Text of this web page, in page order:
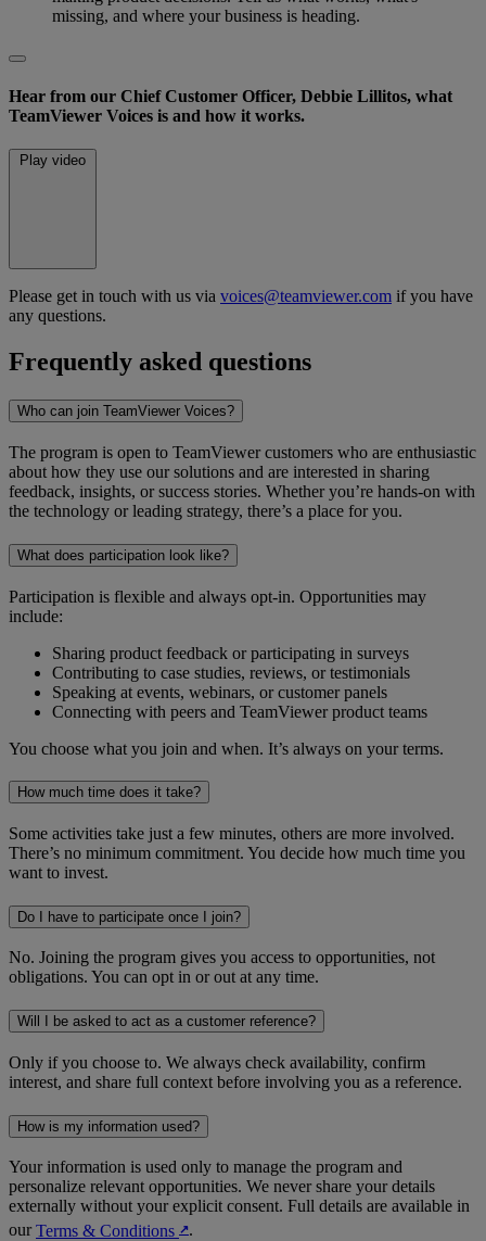
missing, and where your business is heading.
Hear from our Chief Customer Officer, Debbie Lillitos, what
TeamViewer Voices is and how it works.
Play video
Please get in touch with us via voices@teamviewer.com if you have
any questions.
Frequently asked questions
Who can join TeamViewer Voices?
The program is open to TeamViewer customers who are enthusiastic
about how they use our solutions and are interested in sharing
feedback, insights, or success stories. Whether you’re hands-on with
the technology or leading strategy, there’s a place for you.
What does participation look like?
Participation is flexible and always opt-in. Opportunities may
include:
Sharing product feedback or participating in surveys
Contributing to case studies, reviews, or testimonials
Speaking at events, webinars, or customer panels
Connecting with peers and TeamViewer product teams
You choose what you join and when. It’s always on your terms.
How much time does it take?
Some activities take just a few minutes, others are more involved.
There’s no minimum commitment. You decide how much time you
want to invest.
Do I have to participate once I join?
No. Joining the program gives you access to opportunities, not
obligations. You can opt in or out at any time.
Will I be asked to act as a customer reference?
Only if you choose to. We always check availability, confirm
interest, and share full context before involving you as a reference.
How is my information used?
Your information is used only to manage the program and
personalize relevant opportunities. We never share your details
externally without your explicit consent. Full details are available in
ourTerms & Conditions ↗︎.